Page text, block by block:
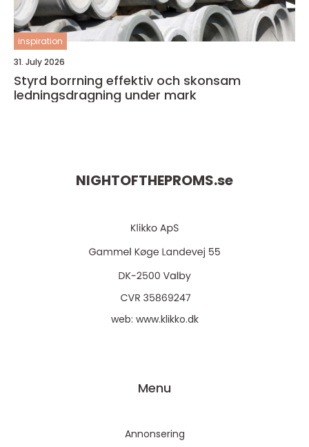
inspiration
31. July 2026
Styrd borrning effektiv och skonsam
ledningsdragning under mark
NIGHTOFTHEPROMS.se
web: www.klikko.dk
Menu
Annonsering